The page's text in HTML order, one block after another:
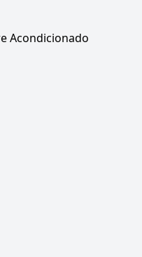
Acondicionado